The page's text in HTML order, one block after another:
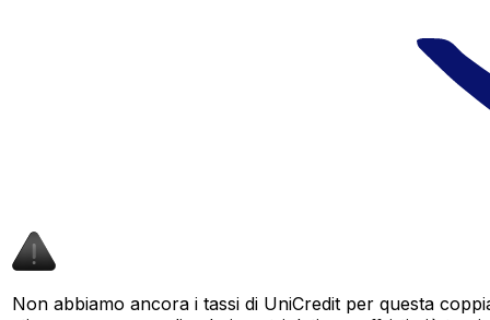
Non abbiamo ancora i tassi di UniCredit per questa